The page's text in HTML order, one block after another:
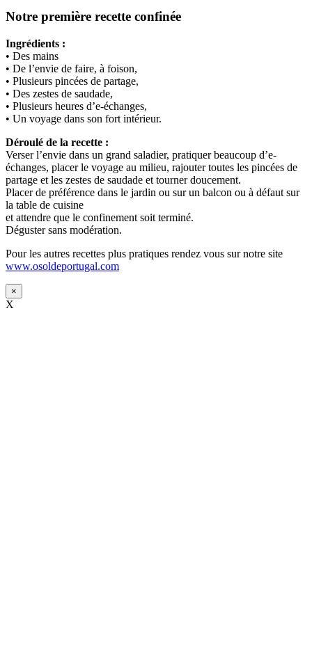
Notre première recette confinée
Ingrédients :
• Des mains
• De l’envie de faire, à foison,
• Plusieurs pincées de partage,
• Des zestes de saudade,
• Plusieurs heures d’e-échanges,
• Un voyage dans son fort intérieur.
Déroulé de la recette :
Verser l’envie dans un grand saladier, pratiquer beaucoup d’e-
échanges, placer le voyage au milieu, rajouter toutes les pincées de
partage et les zestes de saudade et tourner doucement.
Placer de préférence dans le jardin ou sur un balcon ou à défaut sur
la table de cuisine
et attendre que le confinement soit terminé.
Déguster sans modération.
Pour les autres recettes plus pratiques rendez vous sur notre site
www.osoldeportugal.com
×
X